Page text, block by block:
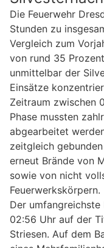
Die Feuerwehr
Stunden zu
Vergleich zum
von rund 35
unmittelbar der
Einsätze
Zeitraum zwischen
Phase mussten
abgearbeitet
zeitgleich
erneut Brände von
sowie von nicht
Feuerwerkskörpern.
Der
02:56 Uhr auf der
Striesen. Auf dem